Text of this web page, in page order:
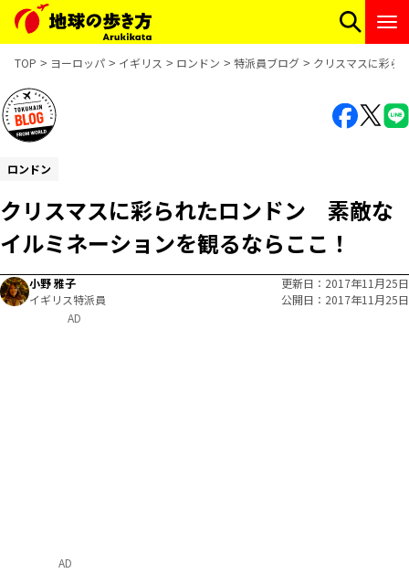
TOP ヨーロッパ イギリス ロンドン 特派員ブログ クリスマスに彩ら
ロンドン
クリスマスに彩られたロンドン 素敵な
イルミネーションを観るならここ！
小野 雅子
イギリス特派員
更新日
2017年11月25日
公開日
2017年11月25日
AD
AD